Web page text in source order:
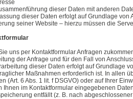
dieser Daten mit anderen
dieser Daten erfolgt auf Grundlage
seiner Website – hierzu müssen die
uns per Kontaktformular Anfragen
der Anfrage und für den Fall von
dieser Daten erfolgt auf Grundlage
Maßnahmen erforderlich ist. In allen
(Art. 6 Abs. 1 lit. f DSGVO) oder auf Ihrer
Ihnen im Kontaktformular eingegebenen
entfällt (z. B. nach